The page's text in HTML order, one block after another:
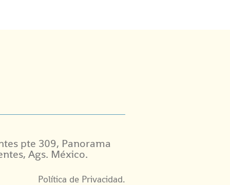
pte 309, Panorama
Ags. México.
Política de Privacidad.